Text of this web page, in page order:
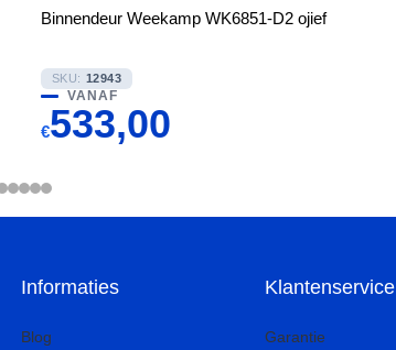
Binnendeur Weekamp WK6851-D2 ojief
SKU: 12943
VANAF
€533,00
Informaties
Blog
Klantenservice
Garantie